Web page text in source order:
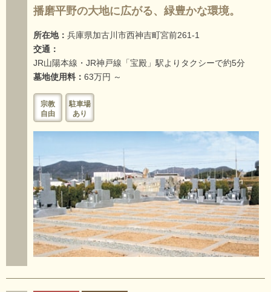
播磨平野の大地に広がる、緑豊かな環境。
所在地： 兵庫県加古川市西神吉町宮前261-1
交通：
JR山陽本線・JR神戸線「宝殿」駅よりタクシーで約5分
墓地使用料： 63万円 ～
宗教
自由
駐車場
あり